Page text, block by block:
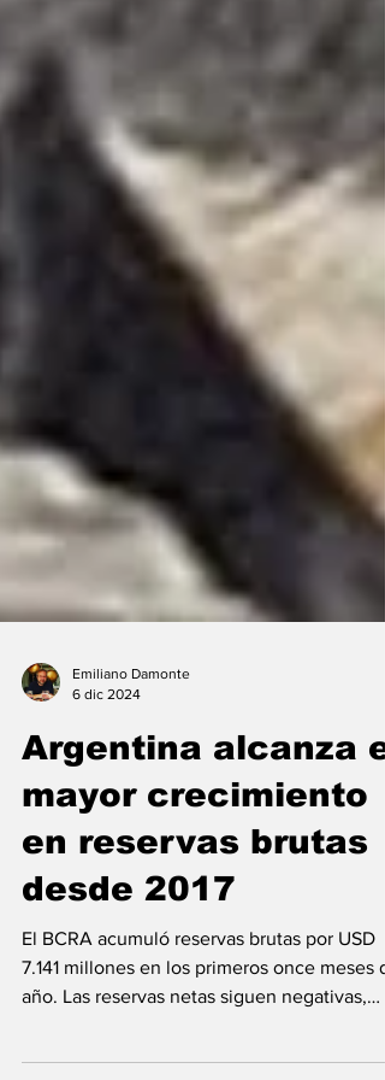
6 dic 2024
Argentina alcanza el
mayor crecimiento
en reservas brutas
desde 2017
El BCRA acumuló reservas brutas por USD
7.141 millones en los primeros once meses